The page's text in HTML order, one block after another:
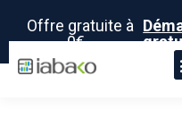
Offre gratuite à
0€ -